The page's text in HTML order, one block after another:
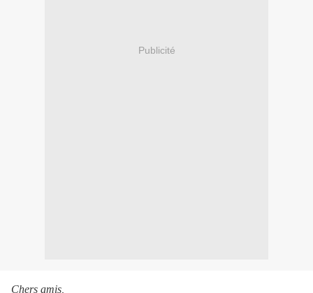
Publicité
Chers amis,